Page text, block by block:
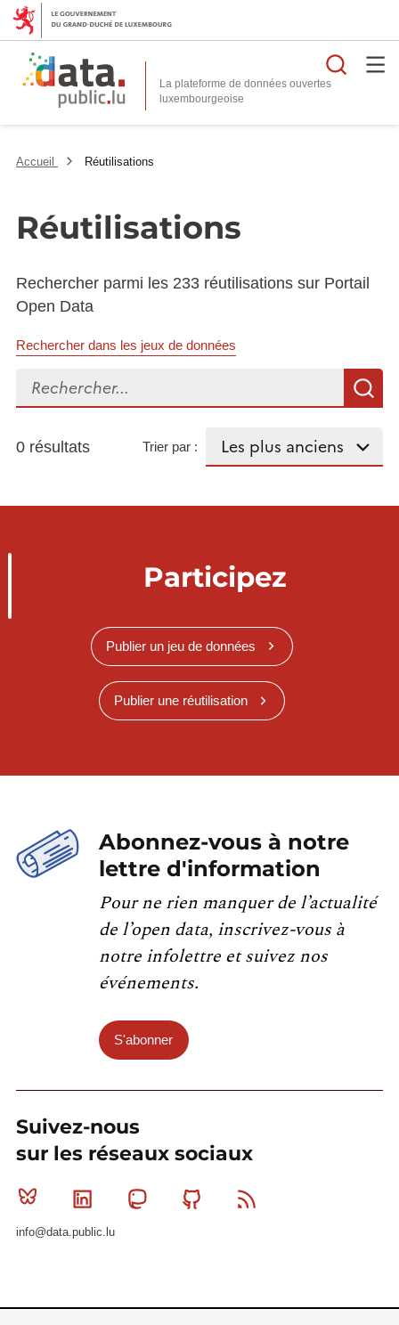
La plateforme de données ouvertes
Accueil Réutilisations
Réutilisations
Rechercher parmi les 233 réutilisations sur Portail
Open Data
Rechercher dans les jeux de données
Rechercher...
0 résultats Trier par :
Participez
Publier un jeu de données
Publier une réutilisation
Abonnez-vous à notre
lettre d'information
Pour ne rien manquer de l’actualité
de l’open data, inscrivez-vous à
notre infolettre et suivez nos
événements.
S'abonner
Suivez-nous
sur les réseaux sociaux
Bluesky Linkedin MastodonGithub
info@data.public.lu